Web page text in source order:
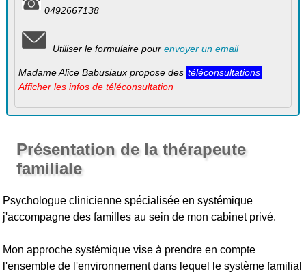
0492667138
Utiliser le formulaire pour envoyer un email
Madame Alice Babusiaux propose des téléconsultations
Afficher les infos de téléconsultation
Présentation de la thérapeute
familiale
Psychologue clinicienne spécialisée en systémique
j'accompagne des familles au sein de mon cabinet privé.
Mon approche systémique vise à prendre en compte
l'ensemble de l'environnement dans lequel le système familial